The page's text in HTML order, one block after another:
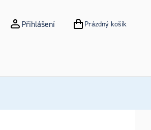
Přihlášení NÁKUPNÍ KOŠÍK
Prázdný košík